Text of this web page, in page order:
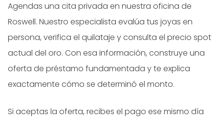
Agendas una cita privada en nuestra oficina de
Roswell. Nuestro especialista evalúa tus joyas en
persona, verifica el quilataje y consulta el precio spot
actual del oro. Con esa información, construye una
oferta de préstamo fundamentada y te explica
exactamente cómo se determinó el monto.
Si aceptas la oferta, recibes el pago ese mismo día